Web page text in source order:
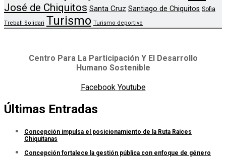
José de Chiquitos Santa Cruz Santiago de Chiquitos Sofia
Treball Solidari Turismo Turismo deportivo
Centro Para La Participación Y El Desarrollo
Humano Sostenible
Facebook Youtube
Últimas Entradas
Concepción impulsa el posicionamiento de la Ruta Raíces
Chiquitanas
Concepción fortalece la gestión pública con enfoque de género